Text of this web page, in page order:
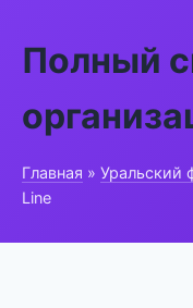
Полный
Главная » Уральский
Line